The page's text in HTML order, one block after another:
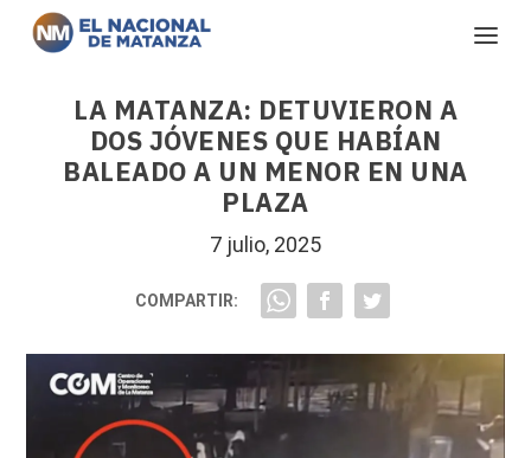
LA MATANZA: DETUVIERON A
DOS JÓVENES QUE HABÍAN
BALEADO A UN MENOR EN UNA
PLAZA
7 julio, 2025
COMPARTIR: